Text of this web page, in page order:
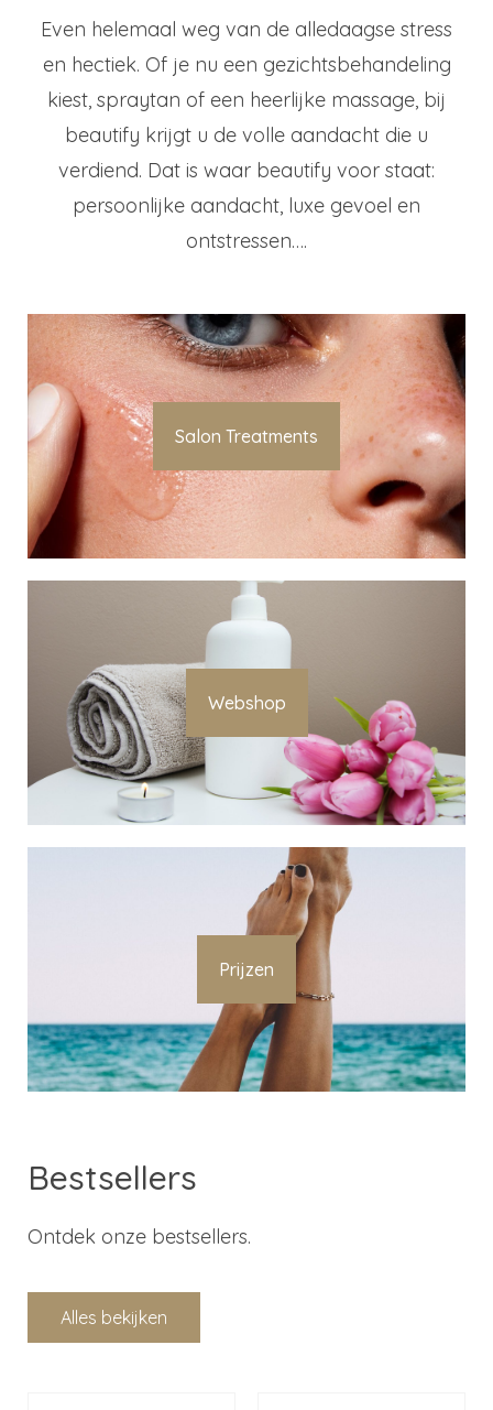
Even helemaal weg van de alledaagse stress
en hectiek. Of je nu een gezichtsbehandeling
kiest, spraytan of een heerlijke massage, bij
beautify krijgt u de volle aandacht die u
verdiend. Dat is waar beautify voor staat:
persoonlijke aandacht, luxe gevoel en
ontstressen….
Salon Treatments
Webshop
Prijzen
Bestsellers
Ontdek onze bestsellers.
Alles bekijken